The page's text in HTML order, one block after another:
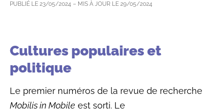
PUBLIÉ LE 23/05/2024 – MIS À JOUR LE 29/05/2024
Cultures populaires et
politique
Le premier numéros de la revue de recherche
Mobilis in Mobile est sorti. Le